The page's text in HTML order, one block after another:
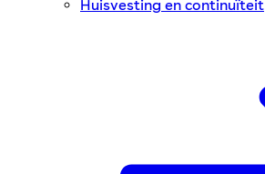
Huisvesting en continuïteit